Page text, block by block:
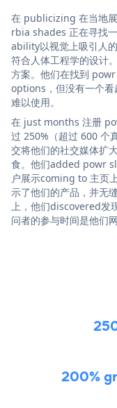
在 publicizing 在当地展
rbia shades 正在寻找
ability以视觉上吸引人
符合人体工程学的设计
方案。他们在找到
options，但没有一个看
难以使用。
在 just months 注册
过 250%（超过 600 个
交将他们的社交媒体扩
食。他们added powr
户展示coming to 主页
示了他们的产品，并无
上，他们discovered发
问者的参与时间是他们
200%